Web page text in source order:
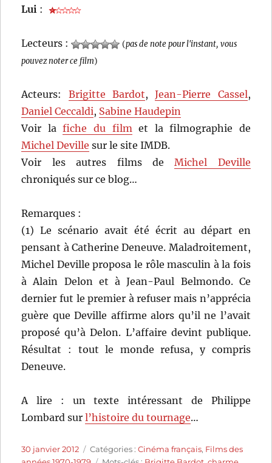
Lui :
Lecteurs : (pas de note pour l'instant, vous
pouvez noter ce film)
Acteurs: Brigitte Bardot,Jean-Pierre Cassel,
Daniel Ceccaldi, Sabine Haudepin
Voir lafiche du filmet la filmographie de
Michel Deville sur le site IMDB.
Voir les autres films deMichel Deville
chroniqués sur ce blog…
Remarques :
(1) Le scénario avait été écrit au départ en
pensant à Catherine Deneuve. Maladroitement,
Michel Deville proposa le rôle masculin à la fois
à Alain Delon et à Jean-Paul Belmondo. Ce
dernier fut le premier à refuser mais n’apprécia
guère que Deville affirme alors qu’il ne l’avait
proposé qu’à Delon. L’affaire devint publique.
Résultat : tout le monde refusa, y compris
Deneuve.
A lire : un texte intéressant de Philippe
Lombard surl’histoire du tournage…
Publié
30 janvier 2012 Catégories
Catégories :Cinéma français, Films des